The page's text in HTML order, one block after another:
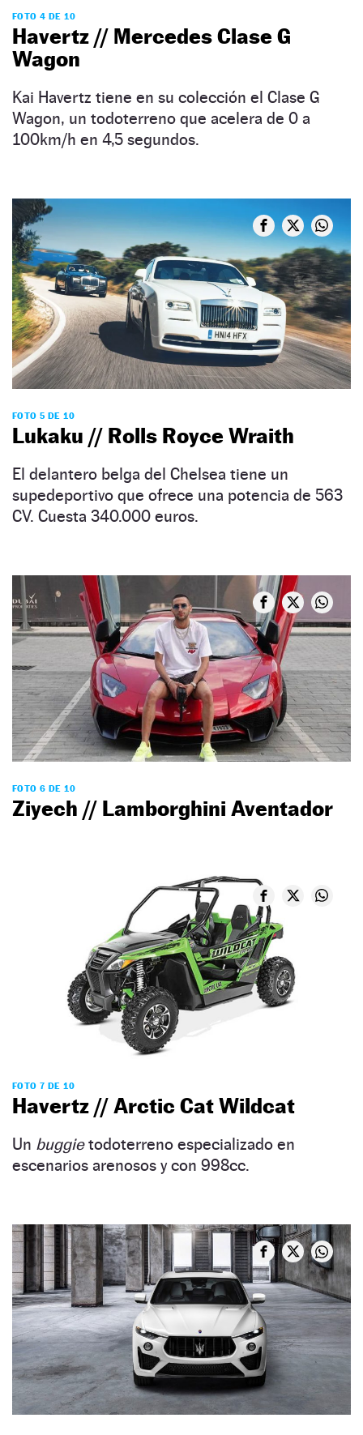
FOTO 4 DE 10
Havertz // Mercedes Clase G
Wagon
Kai Havertz tiene en su colección el Clase G
Wagon, un todoterreno que acelera de 0 a
100km/h en 4,5 segundos.
FOTO 5 DE 10
Lukaku // Rolls Royce Wraith
El delantero belga del Chelsea tiene un
supedeportivo que ofrece una potencia de 563
CV. Cuesta 340.000 euros.
FOTO 6 DE 10
Ziyech // Lamborghini Aventador
FOTO 7 DE 10
Havertz // Arctic Cat Wildcat
Un buggietodoterreno especializado en
escenarios arenosos y con 998cc.